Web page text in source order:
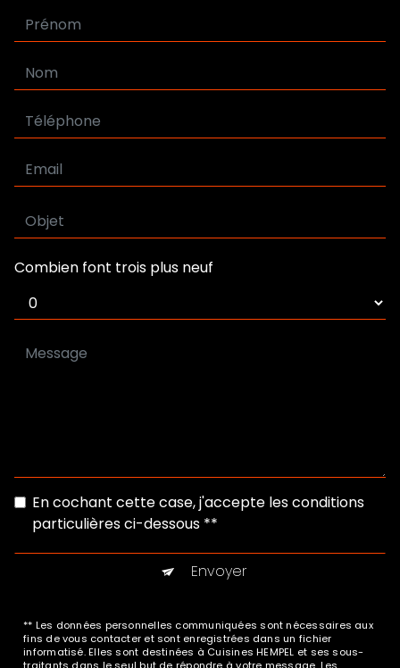
Combien font trois plus neuf
En cochant cette case, j'accepte les conditions
particulières ci-dessous **
Envoyer
** Les données personnelles communiquées sont nécessaires aux
fins de vous contacter et sont enregistrées dans un fichier
informatisé. Elles sont destinées à Cuisines HEMPEL et ses sous-